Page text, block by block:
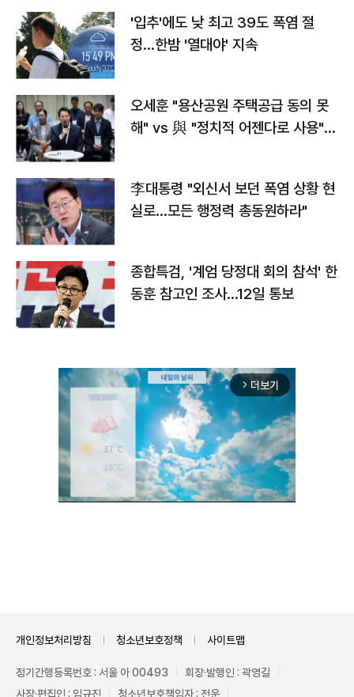
'입추'에도 낮 최고 39도 폭염 절
정…한밤 '열대야' 지속
오세훈 "용산공원 주택공급 동의 못
해" vs 與 "정치적 어젠다로 사용"
李대통령 "외신서 보던 폭염 상황 현
실로…모든 행정력 총동원하라"
종합특검, '계엄 당정대 회의 참석' 한
동훈 참고인 조사...12일 통보
arrow_forward_ios 더보기
개인정보처리방침 청소년보호정책 사이트맵
정기간행등록번호 : 서울 아 00493
회장·발행인 : 곽영길
사장·편집인 : 임규진
청소년보호책임자 : 전운